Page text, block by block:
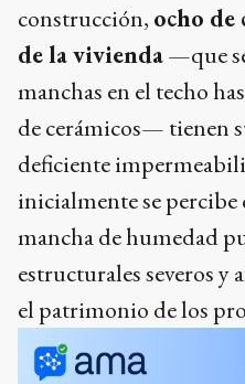
construcción, ocho de
de la vivienda—que
manchas en el techo
de cerámicos— tienen
deficiente
inicialmente se
mancha de humedad
estructurales severos
el patrimonio de los